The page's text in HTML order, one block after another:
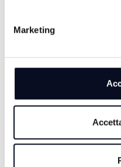
Marketing
6 AGOSTO 2026
SAN MARINO: Caldo
emergenza idrica